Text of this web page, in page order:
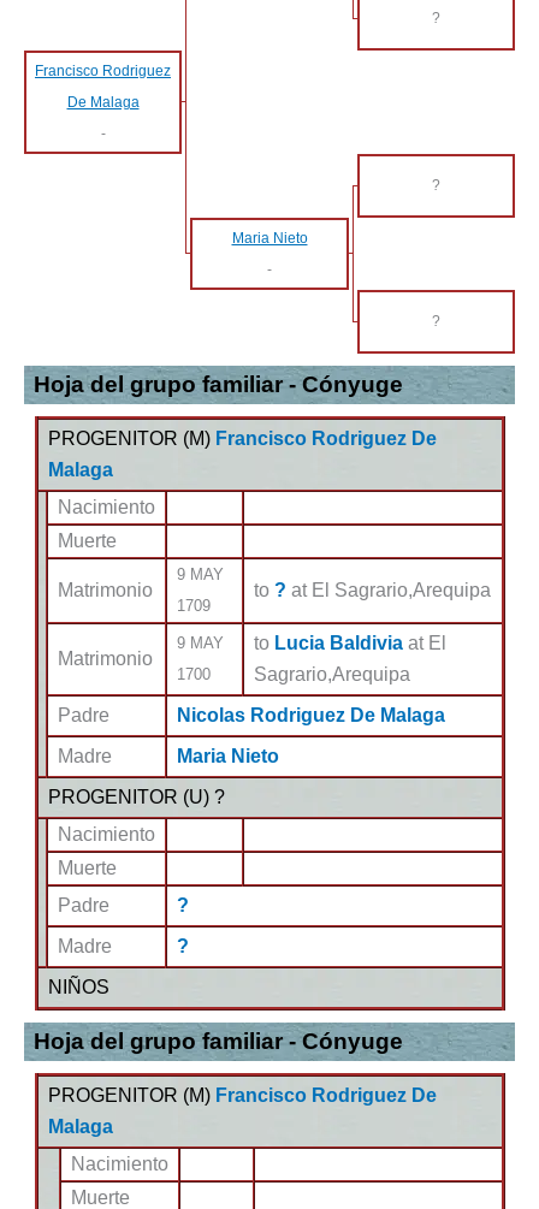
?
Francisco Rodriguez
De Malaga
-
?
Maria Nieto
-
?
Hoja del grupo familiar - Cónyuge
PROGENITOR (M) Francisco Rodriguez De
Malaga
Nacimiento
Muerte
Matrimonio
9 MAY
1709
to ? at El Sagrario,Arequipa
Matrimonio
9 MAY
1700
to Lucia Baldivia at El
Sagrario,Arequipa
Padre
Nicolas Rodriguez De Malaga
Madre
Maria Nieto
PROGENITOR (U) ?
Nacimiento
Muerte
Padre
?
Madre
?
NIÑOS
Hoja del grupo familiar - Cónyuge
PROGENITOR (M) Francisco Rodriguez De
Malaga
Nacimiento
Muerte